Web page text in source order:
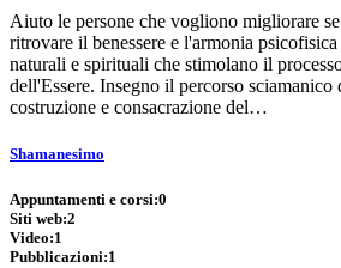
Aiuto le persone che vogliono migliorare
ritrovare il benessere e l'armonia
naturali e spirituali che stimolano il
dell'Essere. Insegno il percorso sciamanico
costruzione e consacrazione del…
Shamanesimo
Appuntamenti e corsi:0
Siti web:2
Video:1
Pubblicazioni:1